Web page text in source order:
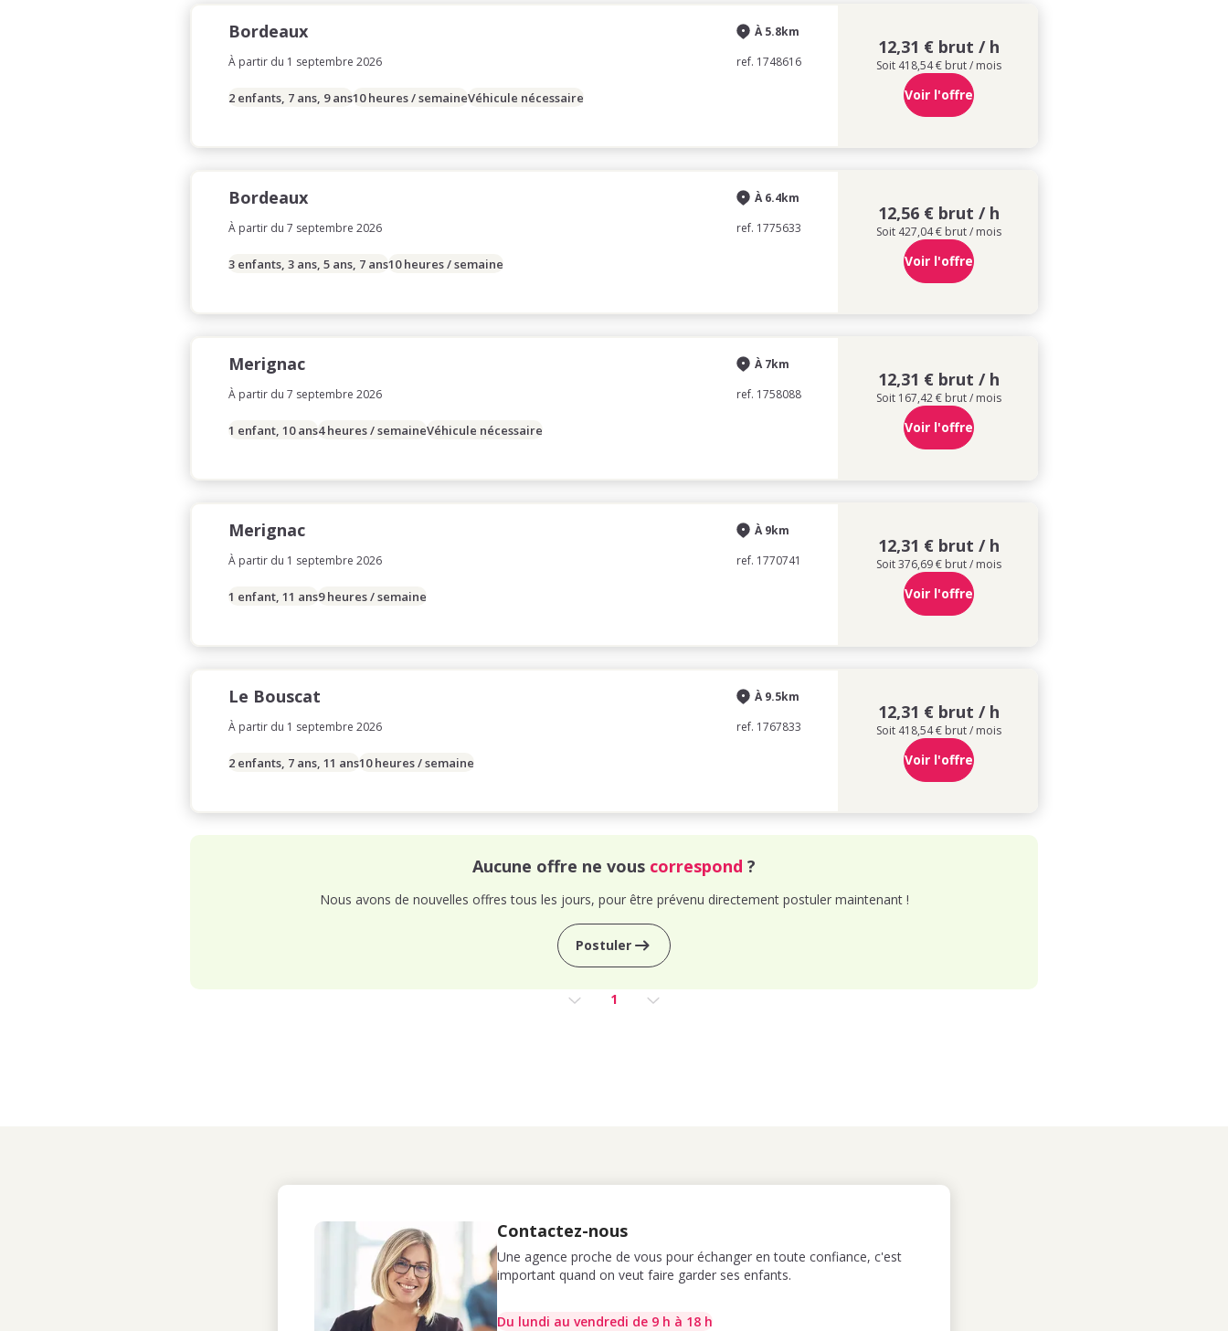
Bordeaux
À partir du 1 septembre 2026
À 5.8km
ref. 1748616
2 enfants, 7 ans, 9 ans10 heures / semaineVéhicule nécessaire
12,31 € brut / h
Soit 418,54 € brut / mois
Voir l'offre
Bordeaux
À partir du 7 septembre 2026
À 6.4km
ref. 1775633
3 enfants, 3 ans, 5 ans, 7 ans10 heures / semaine
12,56 € brut / h
Soit 427,04 € brut / mois
Voir l'offre
Merignac
À partir du 7 septembre 2026
À 7km
ref. 1758088
1 enfant, 10 ans4 heures / semaineVéhicule nécessaire
12,31 € brut / h
Soit 167,42 € brut / mois
Voir l'offre
Merignac
À partir du 1 septembre 2026
À 9km
ref. 1770741
1 enfant, 11 ans9 heures / semaine
12,31 € brut / h
Soit 376,69 € brut / mois
Voir l'offre
Le Bouscat
À partir du 1 septembre 2026
À 9.5km
ref. 1767833
2 enfants, 7 ans, 11 ans10 heures / semaine
12,31 € brut / h
Soit 418,54 € brut / mois
Voir l'offre
Aucune offre ne vous correspond ?
Nous avons de nouvelles offres tous les jours, pour être prévenu directement postuler maintenant !
Postuler
1
Contactez-nous
Une agence proche de vous pour échanger en toute confiance, c'est
important quand on veut faire garder ses enfants.
Du lundi au vendredi de 9 h à 18 h